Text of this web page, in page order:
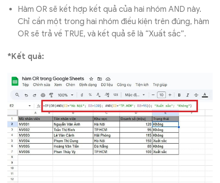
Hàm OR sẽ kết hợp kết quả của hai nhóm AND này.
Chỉ cần một trong hai nhóm điều kiện trên đúng, hàm
OR sẽ trả về TRUE, và kết quả sẽ là “Xuất sắc”.
*Kết quả: